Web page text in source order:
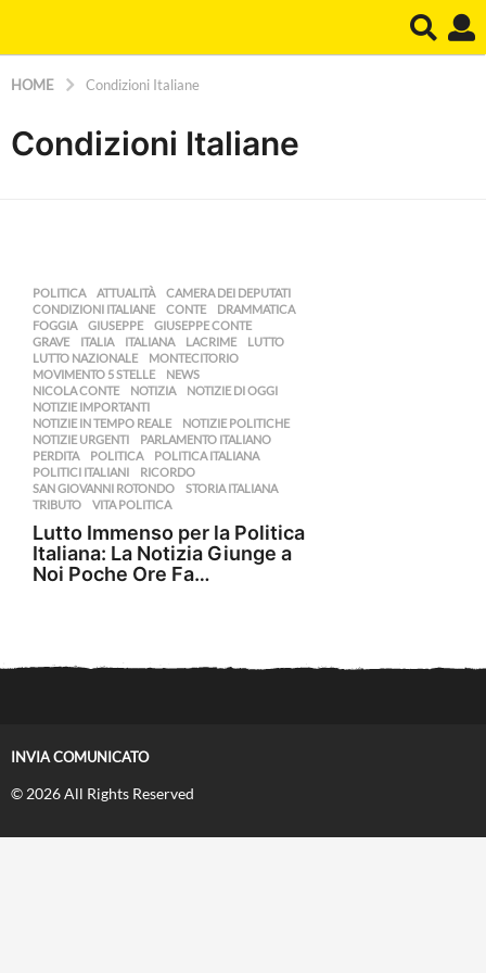
HOME Condizioni Italiane
Condizioni Italiane
POLITICA ATTUALITÀ ,CAMERA DEI DEPUTATI
CONDIZIONI ITALIANE
,CONTE ,DRAMMATICA
FOGGIA
,GIUSEPPE ,GIUSEPPE CONTE
GRAVE
,ITALIA ,ITALIANA ,LACRIME ,LUTTO
LUTTO NAZIONALE
,MONTECITORIO
MOVIMENTO 5 STELLE
,NEWS
NICOLA CONTE
,NOTIZIA ,NOTIZIE DI OGGI
NOTIZIE IMPORTANTI
NOTIZIE IN TEMPO REALE
,NOTIZIE POLITICHE
NOTIZIE URGENTI
,PARLAMENTO ITALIANO
PERDITA
,POLITICA ,POLITICA ITALIANA
POLITICI ITALIANI
,RICORDO
SAN GIOVANNI ROTONDO
,STORIA ITALIANA
TRIBUTO
,VITA POLITICA
Lutto Immenso per la Politica
Italiana: La Notizia Giunge a
Noi Poche Ore Fa…
INVIA COMUNICATO
© 2026 All Rights Reserved